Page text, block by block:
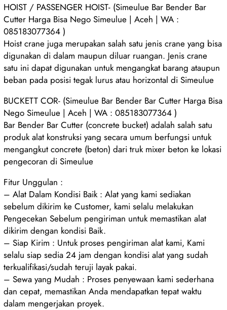
HOIST / PASSENGER HOIST- (Simeulue Bar Bender Bar
Cutter Harga Bisa Nego Simeulue | Aceh | WA :
085183077364 )
Hoist crane juga merupakan salah satu jenis crane yang bisa
digunakan di dalam maupun diluar ruangan. Jenis crane
satu ini dapat digunakan untuk mengangkat barang ataupun
beban pada posisi tegak lurus atau horizontal di Simeulue
BUCKETT COR- (Simeulue Bar Bender Bar Cutter Harga Bisa
Nego Simeulue | Aceh | WA : 085183077364 )
Bar Bender Bar Cutter (concrete bucket) adalah salah satu
produk alat konstruksi yang secara umum berfungsi untuk
mengangkut concrete (beton) dari truk mixer beton ke lokasi
pengecoran di Simeulue
Fitur Unggulan :
– Alat Dalam Kondisi Baik : Alat yang kami sediakan
sebelum dikirim ke Customer, kami selalu melakukan
Pengecekan Sebelum pengiriman untuk memastikan alat
dikirim dengan kondisi Baik.
– Siap Kirim : Untuk proses pengiriman alat kami, Kami
selalu siap sedia 24 jam dengan kondisi alat yang sudah
terkualifikasi/sudah teruji layak pakai.
– Sewa yang Mudah : Proses penyewaan kami sederhana
dan cepat, memastikan Anda mendapatkan tepat waktu
dalam mengerjakan proyek.